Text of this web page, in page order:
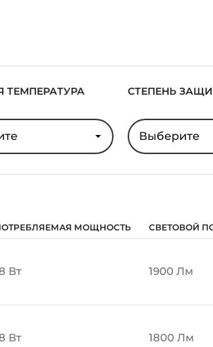
ТЕМПЕРАТУРА СТЕПЕНЬ
Выберите
МОЩНОСТЬ СВЕТОВОЙ
Вт 1900 Лм
Вт 1800 Лм